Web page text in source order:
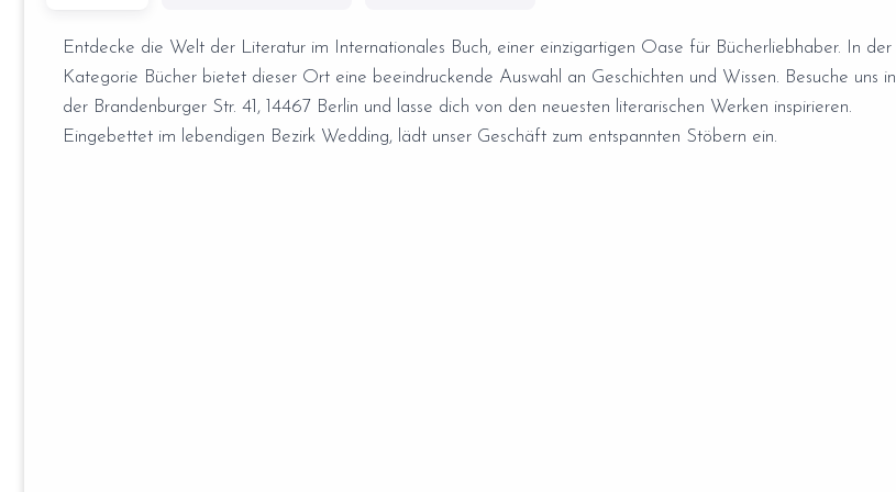
Entdecke die Welt der Literatur im Internationales Buch, einer einzigartigen Oase für Bücherliebhaber. In der
Kategorie Bücher bietet dieser Ort eine beeindruckende Auswahl an Geschichten und Wissen. Besuche uns in
der Brandenburger Str. 41, 14467 Berlin und lasse dich von den neuesten literarischen Werken inspirieren.
Eingebettet im lebendigen Bezirk Wedding, lädt unser Geschäft zum entspannten Stöbern ein.